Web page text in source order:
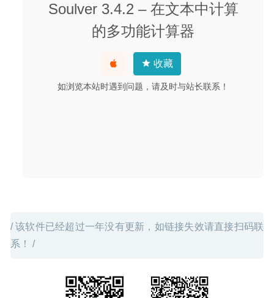
Soulver 3.4.2 – 在文本中计算
的多功能计算器
收藏
如浏览本站时遇到问题，请及时与站长联系！
/ 该软件已经超过一年没有更新，如链接失效请直接扫码联
系！ /
goPanel 2.8.5 for Mac- 实用的Web服务器管理工具
2020-
Iconset 1.3.7 for Mac英文版-SVG矢量图标管理工具
ZY-Player 2.4.2 – 优秀的视频播放神器 2020-08-26